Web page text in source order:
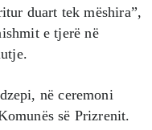
duart tek mëshira”,
e tjerë në
në ceremoni
së Prizrenit.